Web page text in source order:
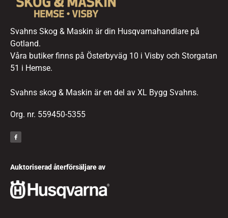
Svahns Skog & Maskin är din Husqvarnahandlare på
Gotland.
Våra butiker finns på Österbyväg 10 i Visby och Storgatan
51 i Hemse.
Svahns skog & Maskin är en del av XL Bygg Svahns.
Org. nr. 559450-5355
Auktoriserad återförsäljare av